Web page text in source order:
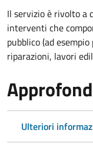
Il servizio è rivolto a
interventi che
pubblico (ad
riparazioni, lavori
Ulteriori